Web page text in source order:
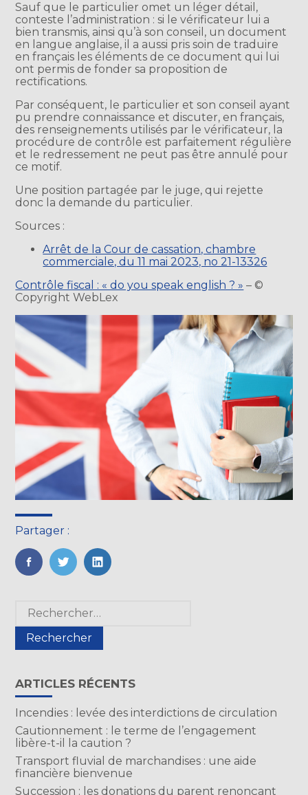
Sauf que le particulier omet un léger détail,
conteste l’administration : si le vérificateur lui a
bien transmis, ainsi qu’à son conseil, un document
en langue anglaise, il a aussi pris soin de traduire
en français les éléments de ce document qui lui
ont permis de fonder sa proposition de
rectifications.
Par conséquent, le particulier et son conseil ayant
pu prendre connaissance et discuter, en français,
des renseignements utilisés par le vérificateur, la
procédure de contrôle est parfaitement régulière
et le redressement ne peut pas être annulé pour
ce motif.
Une position partagée par le juge, qui rejette
donc la demande du particulier.
Sources :
Arrêt de la Cour de cassation, chambre
commerciale, du 11 mai 2023, no 21-13326
Contrôle fiscal : « do you speak english ? » – ©
Copyright WebLex
Partager :
FaceBook
TwitterLinkedIn
Blog
sidebar
Rechercher :
ARTICLES RÉCENTS
Incendies : levée des interdictions de circulation
Cautionnement : le terme de l’engagement
libère-t-il la caution ?
Transport fluvial de marchandises : une aide
financière bienvenue
Succession : les donations du parent renonçant